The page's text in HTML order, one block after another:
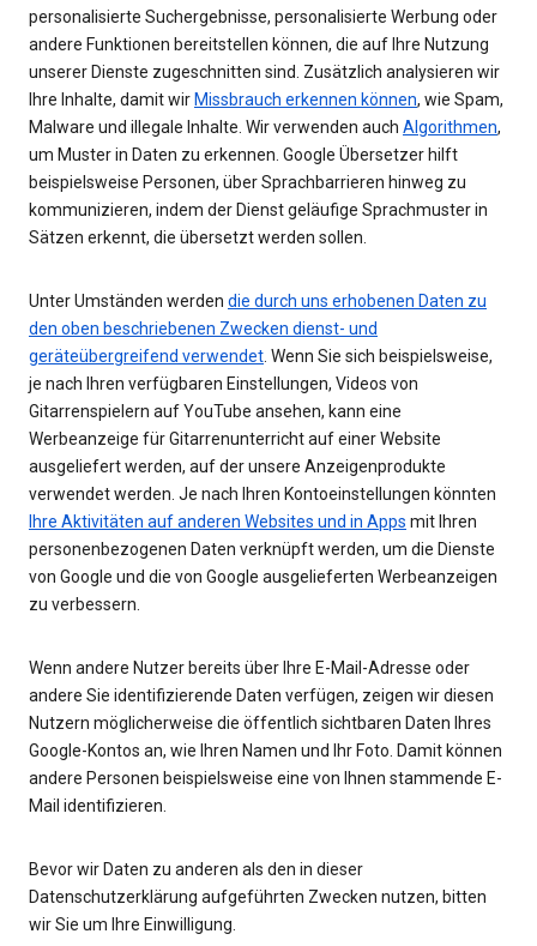
personalisierte Suchergebnisse, personalisierte Werbung oder
andere Funktionen bereitstellen können, die auf Ihre Nutzung
unserer Dienste zugeschnitten sind. Zusätzlich analysieren wir
Ihre Inhalte, damit wir Missbrauch erkennen können, wie Spam,
Malware und illegale Inhalte. Wir verwenden auch Algorithmen,
um Muster in Daten zu erkennen. Google Übersetzer hilft
beispielsweise Personen, über Sprachbarrieren hinweg zu
kommunizieren, indem der Dienst geläufige Sprachmuster in
Sätzen erkennt, die übersetzt werden sollen.
Unter Umständen werden die durch uns erhobenen Daten zu
den oben beschriebenen Zwecken dienst- und
geräteübergreifend verwendet . Wenn Sie sich beispielsweise,
je nach Ihren verfügbaren Einstellungen, Videos von
Gitarrenspielern auf YouTube ansehen, kann eine
Werbeanzeige für Gitarrenunterricht auf einer Website
ausgeliefert werden, auf der unsere Anzeigenprodukte
verwendet werden. Je nach Ihren Kontoeinstellungen könnten
Ihre Aktivitäten auf anderen Websites und in Apps mit Ihren
personenbezogenen Daten verknüpft werden, um die Dienste
von Google und die von Google ausgelieferten Werbeanzeigen
zu verbessern.
Wenn andere Nutzer bereits über Ihre E-Mail-Adresse oder
andere Sie identifizierende Daten verfügen, zeigen wir diesen
Nutzern möglicherweise die öffentlich sichtbaren Daten Ihres
Google-Kontos an, wie Ihren Namen und Ihr Foto. Damit können
andere Personen beispielsweise eine von Ihnen stammende E-
Mail identifizieren.
Bevor wir Daten zu anderen als den in dieser
Datenschutzerklärung aufgeführten Zwecken nutzen, bitten
wir Sie um Ihre Einwilligung.